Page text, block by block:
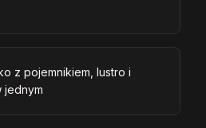
z pojemnikiem, lustro i
jednym